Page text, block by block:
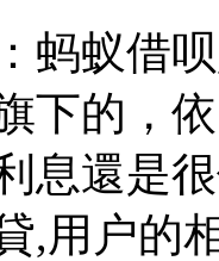
蚂蚁借
下的，
息還是
,用户的